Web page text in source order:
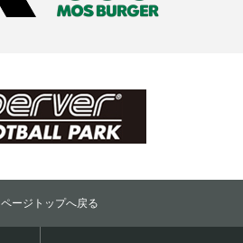
ページトップへ戻る